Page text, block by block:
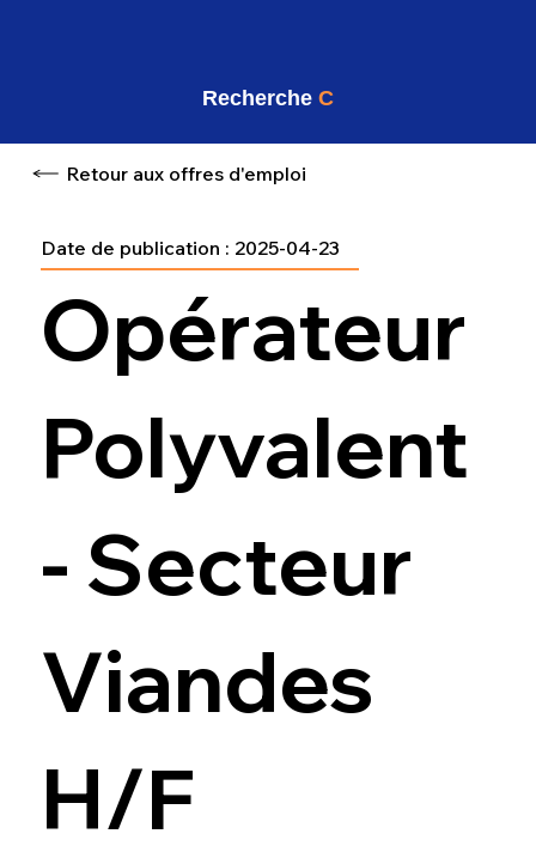
Retour aux offres d'emploi
Opérateur
Polyvalent
- Secteur
Viandes
H/F
2025-04-23
Date de publication :
Recherche C